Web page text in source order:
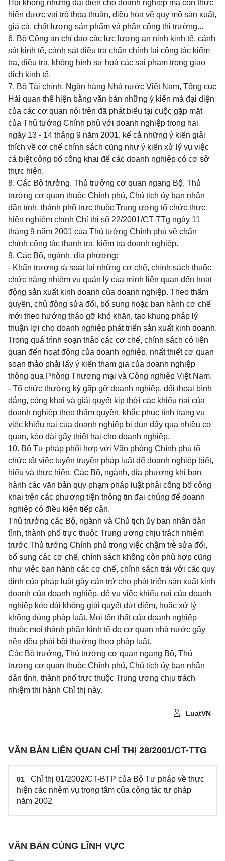
Hội không những đại diện cho doanh nghiệp mà còn thực
hiện được vai trò thỏa thuận, điều hòa về quy mô sản xuất,
giá cả, chất lượng sản phẩm và phân công thị trường...
6. Bộ Công an chỉ đạo các lực lượng an ninh kinh tế, cảnh
sát kinh tế, cảnh sát điều tra chấn chỉnh lại công tác kiểm
tra, điều tra, không hình sự hoá các sai phạm trong giao
dịch kinh tế.
7. Bộ Tài chính, Ngân hàng Nhà nước Việt Nam, Tổng cục
Hải quan thể hiện bằng văn bản những ý kiến mà đại diện
của các cơ quan nói trên đã phát biểu tại cuộc gặp mặt
của Thủ tướng Chính phủ với doanh nghiệp trong hai
ngày 13 - 14 tháng 9 năm 2001, kể cả những ý kiến giải
thích về cơ chế chính sách cũng như ý kiến xử lý vụ việc
cá biệt công bố công khai để các doanh nghiệp có cơ sở
thực hiện.
8. Các Bộ trưởng, Thủ trưởng cơ quan ngang Bộ, Thủ
trưởng cơ quan thuộc Chính phủ, Chủ tịch ủy ban nhân
dân tỉnh, thành phố trực thuộc Trung ương tổ chức thực
hiện nghiêm chỉnh Chỉ thị số 22/2001/CT-TTg ngày 11
tháng 9 năm 2001 của Thủ tướng Chính phủ về chấn
chỉnh công tác thanh tra, kiểm tra doanh nghiệp.
9. Các Bộ, ngành, địa phương:
- Khẩn trương rà soát lại những cơ chế, chính sách thuộc
chức năng nhiệm vụ quản lý của mình liên quan đến hoạt
động sản xuất kinh doanh của doanh nghiệp. Theo thẩm
quyền, chủ động sửa đổi, bổ sung hoặc ban hành cơ chế
mới theo hướng tháo gỡ khó khăn, tạo khung pháp lý
thuận lợi cho doanh nghiệp phát triển sản xuất kinh doanh.
Trong quá trình soạn thảo các cơ chế, chính sách có liên
quan đến hoạt động của doanh nghiệp, nhất thiết cơ quan
soạn thảo phải lấy ý kiến tham gia của doanh nghiệp
thông qua Phòng Thương mại và Công nghiệp Việt Nam.
- Tổ chức thường kỳ gặp gỡ doanh nghiệp, đối thoại bình
đẳng, công khai và giải quyết kịp thời các khiếu nại của
doanh nghiệp theo thẩm quyền, khắc phục tình trạng vụ
việc khiếu nại của doanh nghiệp bị đùn đẩy qua nhiều cơ
quan, kéo dài gây thiệt hại cho doanh nghiệp.
10. Bộ Tư pháp phối hợp với Văn phòng Chính phủ tổ
chức tốt việc tuyên truyền pháp luật để doanh nghiệp biết,
hiểu và thực hiện. Các Bộ, ngành, địa phương khi ban
hành các văn bản quy phạm pháp luật phải công bố công
khai trên các phương tiện thông tin đại chúng để doanh
nghiệp có điều kiện tiếp cận.
Thủ trưởng các Bộ, ngành và Chủ tịch ủy ban nhân dân
tỉnh, thành phố trực thuộc Trung ương chịu trách nhiệm
trước Thủ tướng Chính phủ trong việc chậm trễ sửa đổi,
bổ sung các cơ chế, chính sách không còn phù hợp cũng
như việc ban hành các cơ chế, chính sách trái với các quy
định của pháp luật gây cản trở cho phát triển sản xuất kinh
doanh của doanh nghiệp, để vụ việc khiếu nại của doanh
nghiệp kéo dài không giải quyết dứt điểm, hoặc xử lý
không đúng pháp luật. Mọi tổn thất của doanh nghiệp
thuộc mọi thành phần kinh tế do cơ quan nhà nước gây
nên đều phải bồi thường theo pháp luật.
Các Bộ trưởng, Thủ trưởng cơ quan ngang Bộ, Thủ
trưởng cơ quan thuộc Chính phủ, Chủ tịch ủy ban nhân
dân tỉnh, thành phố trực thuộc Trung ương chịu trách
nhiệm thi hành Chỉ thị này.
LuatVN
VĂN BẢN LIÊN QUAN CHỈ THỊ 28/2001/CT-TTG
01
Chỉ thị 01/2002/CT-BTP của Bộ Tư pháp về thực
hiện các nhệm vụ trọng tâm của công tác tư pháp
năm 2002
VĂN BẢN CÙNG LĨNH VỰC